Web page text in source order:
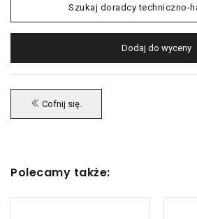
Szukaj doradcy techniczno-
Dodaj do wyceny
Cofnij się.
Polecamy także: